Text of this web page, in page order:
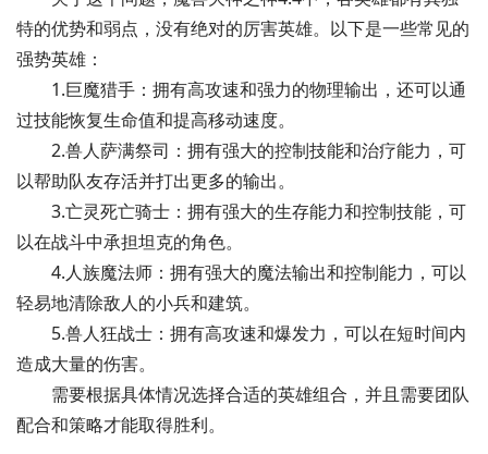
特的优势和弱点，没有绝对的厉害英雄。以下是一些常见的
强势英雄：
1.巨魔猎手：拥有高攻速和强力的物理输出，还可以通
过技能恢复生命值和提高移动速度。
2.兽人萨满祭司：拥有强大的控制技能和治疗能力，可
以帮助队友存活并打出更多的输出。
3.亡灵死亡骑士：拥有强大的生存能力和控制技能，可
以在战斗中承担坦克的角色。
4.人族魔法师：拥有强大的魔法输出和控制能力，可以
轻易地清除敌人的小兵和建筑。
5.兽人狂战士：拥有高攻速和爆发力，可以在短时间内
造成大量的伤害。
需要根据具体情况选择合适的英雄组合，并且需要团队
配合和策略才能取得胜利。